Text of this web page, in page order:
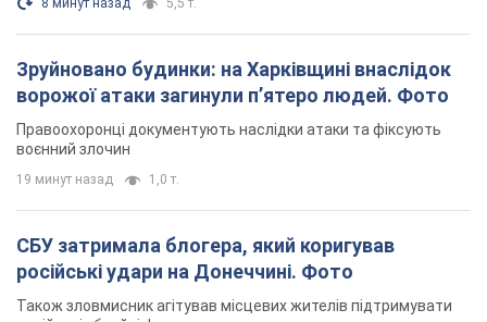
8 минут назад 5,5 т.
Зруйновано будинки: на Харківщині внаслідок
ворожої атаки загинули п’ятеро людей. Фото
Правоохоронці документують наслідки атаки та фіксують
воєнний злочин
19 минут назад 1,0 т.
СБУ затримала блогера, який коригував
російські удари на Донеччині. Фото
Також зловмисник агітував місцевих жителів підтримувати